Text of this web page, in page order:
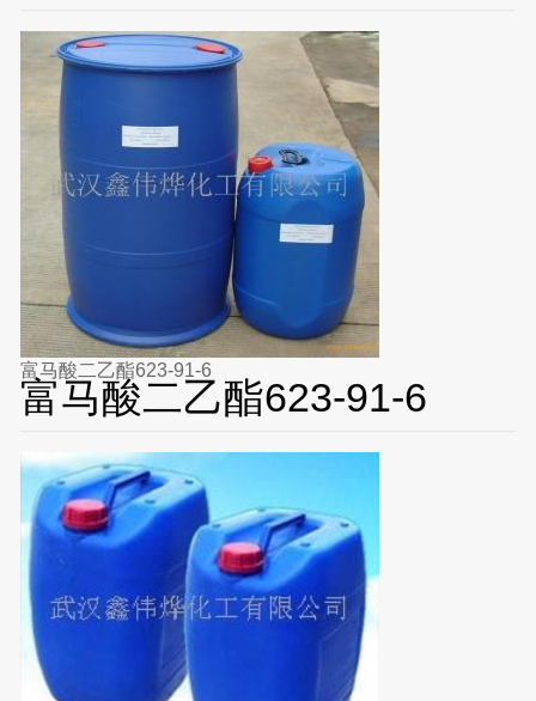
富马酸二乙酯623-91-6
富马酸二乙酯623-91-6